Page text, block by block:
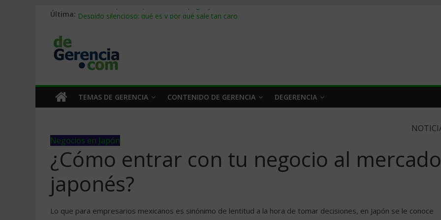
Última: Stablecoins para empresas: cómo pagar y cobrar en 2026
Trabajo forzoso en la cadena de suministro: qué hacer
Mercado hispano de EE. UU.: cómo segmentarlo y venderle
TEMAS DE GERENCIA CONTENIDO DE GERENCIA DEGERENCIA
Negocios en Japón
¿Cómo entrar con tu negocio al mercado
japonés?
Lo que para empresarios mexicanos es sinónimo de lentitud a la hora de tomar decisiones, en Japón se le conoce